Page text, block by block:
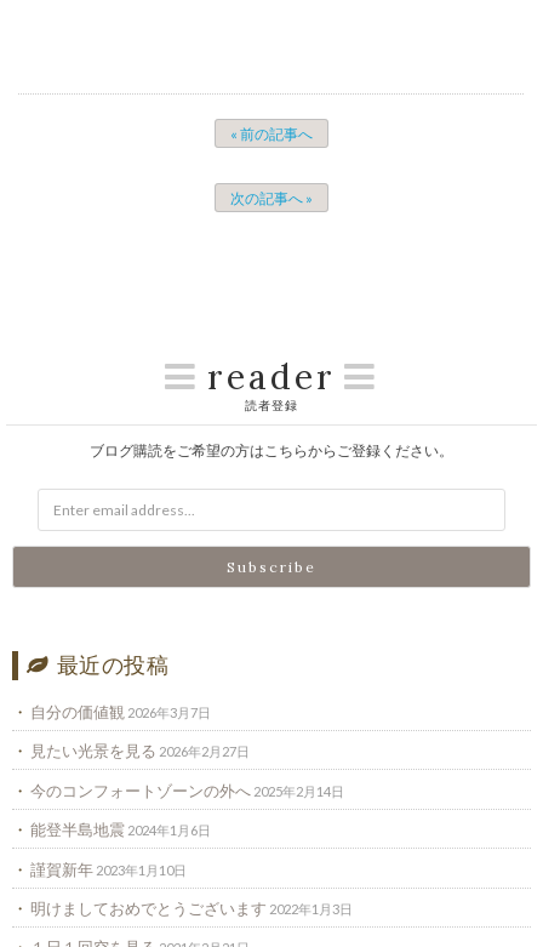
« 前の記事へ
次の記事へ »
reader
読者登録
ブログ購読をご希望の方はこちらからご登録ください。
最近の投稿
自分の価値観 2026年3月7日
見たい光景を見る 2026年2月27日
今のコンフォートゾーンの外へ 2025年2月14日
能登半島地震 2024年1月6日
謹賀新年 2023年1月10日
明けましておめでとうございます 2022年1月3日